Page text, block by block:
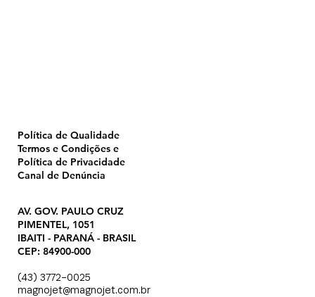
Política de Qualidade
Termos e Condições e
Política de Privacidade
Canal de Denúncia
AV. GOV. PAULO CRUZ
PIMENTEL, 1051
IBAITI - PARANÁ - BRASIL
CEP: 84900-000
(43) 3772-0025
magnojet@magnojet.com.br